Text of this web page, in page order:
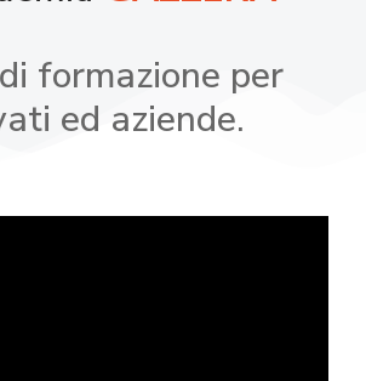
formazione per
ed aziende.